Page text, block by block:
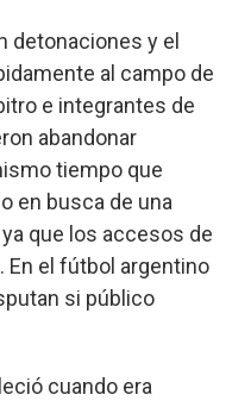
detonaciones y el
al campo de
e integrantes de
abandonar
tiempo que
en busca de una
que los accesos de
En el fútbol argentino
si público
cuando era